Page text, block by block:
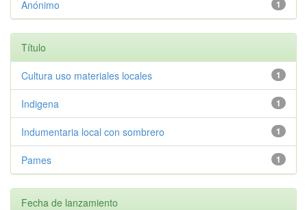
1
Anónimo
Título
1
Cultura uso materiales locales
1
Indigena
1
Indumentaria local con sombrero
1
Pames
Fecha de lanzamiento